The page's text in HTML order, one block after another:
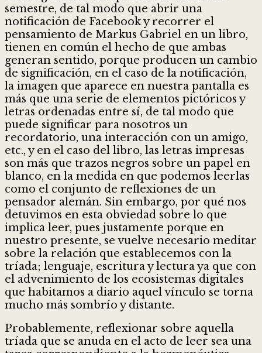
semestre, de tal modo que abrir una
notificación de Facebook y recorrer el
pensamiento de Markus Gabriel en un libro,
tienen en común el hecho de que ambas
generan sentido, porque producen un cambio
de significación, en el caso de la notificación,
la imagen que aparece en nuestra pantalla es
más que una serie de elementos pictóricos y
letras ordenadas entre sí, de tal modo que
puede significar para nosotros un
recordatorio, una interacción con un amigo,
etc., y en el caso del libro, las letras impresas
son más que trazos negros sobre un papel en
blanco, en la medida en que podemos leerlas
como el conjunto de reflexiones de un
pensador alemán. Sin embargo, por qué nos
detuvimos en esta obviedad sobre lo que
implica leer, pues justamente porque en
nuestro presente, se vuelve necesario meditar
sobre la relación que establecemos con la
tríada; lenguaje, escritura y lectura ya que con
el advenimiento de los ecosistemas digitales
que habitamos a diario aquel vínculo se torna
mucho más sombrío y distante.
Probablemente, reflexionar sobre aquella
tríada que se anuda en el acto de leer sea una